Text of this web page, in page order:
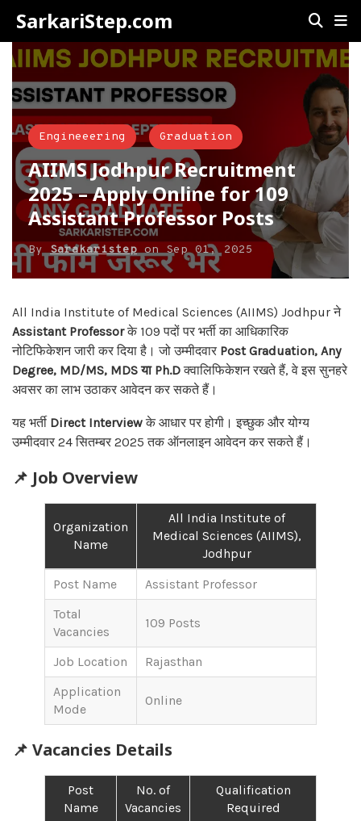
SarkariStep.com
Engineeering Graduation
AIIMS Jodhpur Recruitment
2025 – Apply Online for 109
Assistant Professor Posts
BySarakaristeponSep 01, 2025
All India Institute of Medical Sciences (AIIMS) Jodhpur ने
Assistant Professorके 109 पदों पर भर्ती का आधिकारिक
नोटिफिकेशन जारी कर दिया है। जो उम्मीदवार Post Graduation, Any
Degree, MD/MS, MDS या Ph.Dक्वालिफिकेशन रखते हैं, वे इस सुनहरे
अवसर का लाभ उठाकर आवेदन कर सकते हैं।
यह भर्ती Direct Interviewके आधार पर होगी। इच्छुक और योग्य
उम्मीदवार 24 सितम्बर 2025 तक ऑनलाइन आवेदन कर सकते हैं।
📌 Job Overview
Organization
Name
All India Institute of
Medical Sciences (AIIMS),
Jodhpur
Post Name
Assistant Professor
Total
Vacancies
109 Posts
Job Location
Rajasthan
Application
Mode
Online
📌 Vacancies Details
Post
Name
No. of
Vacancies
Qualification
Required